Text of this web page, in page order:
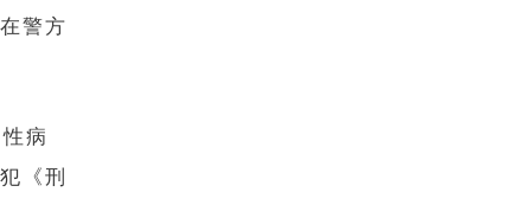
警方
病
《刑